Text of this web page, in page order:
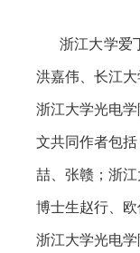
浙江大学爱
洪嘉伟、长江
浙江大学光电
文共同作者包
喆、张赣；浙
博士生赵行、
浙江大学光电